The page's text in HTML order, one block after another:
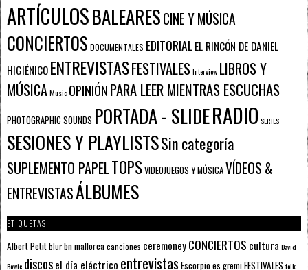
ARTÍCULOSBALEARESCINE Y MÚSICA
CONCIERTOS DOCUMENTALES EDITORIALEL RINCÓN DE DANIEL
HIGIÉNICOENTREVISTASFESTIVALESInterview LIBROS Y
MÚSICAMusic OPINIÓNPARA LEER MIENTRAS ESCUCHAS
PHOTOGRAPHIC SOUNDS PORTADA - SLIDERADIO SERIES
SESIONES Y PLAYLISTSSin categoría
SUPLEMENTO PAPELTOPSVIDEOJUEGOS Y MÚSICAVÍDEOS &
ENTREVISTASÁLBUMES
ETIQUETAS
Albert Petitblurbn mallorcacanciones ceremoneyCONCIERTOS cultura David
Bowie discosel día eléctrico entrevistas Escorpioes gremiFESTIVALES folk